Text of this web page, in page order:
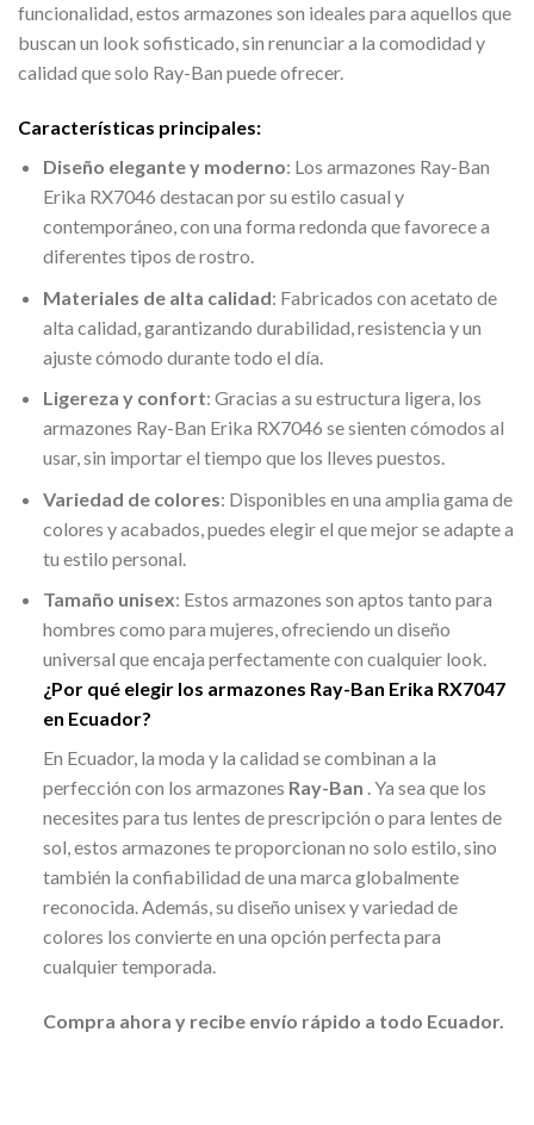
funcionalidad, estos armazones son ideales para aquellos que
buscan un look sofisticado, sin renunciar a la comodidad y
calidad que solo Ray-Ban puede ofrecer.
Características principales:
Diseño elegante y moderno: Los armazones Ray-Ban
Erika RX7046 destacan por su estilo casual y
contemporáneo, con una forma redonda que favorece a
diferentes tipos de rostro.
Materiales de alta calidad: Fabricados con acetato de
alta calidad, garantizando durabilidad, resistencia y un
ajuste cómodo durante todo el día.
Ligereza y confort: Gracias a su estructura ligera, los
armazones Ray-Ban Erika RX7046 se sienten cómodos al
usar, sin importar el tiempo que los lleves puestos.
Variedad de colores: Disponibles en una amplia gama de
colores y acabados, puedes elegir el que mejor se adapte a
tu estilo personal.
Tamaño unisex: Estos armazones son aptos tanto para
hombres como para mujeres, ofreciendo un diseño
universal que encaja perfectamente con cualquier look.
¿Por qué elegir los armazones Ray-Ban Erika RX7047
en Ecuador?
En Ecuador, la moda y la calidad se combinan a la
perfección con los armazones Ray-Ban . Ya sea que los
necesites para tus lentes de prescripción o para lentes de
sol, estos armazones te proporcionan no solo estilo, sino
también la confiabilidad de una marca globalmente
reconocida. Además, su diseño unisex y variedad de
colores los convierte en una opción perfecta para
cualquier temporada.
Compra ahora y recibe envío rápido a todo Ecuador.